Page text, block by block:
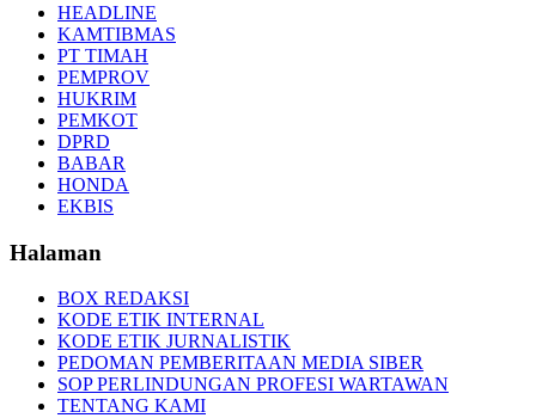
HEADLINE
KAMTIBMAS
PT TIMAH
PEMPROV
HUKRIM
PEMKOT
DPRD
BABAR
HONDA
EKBIS
Halaman
BOX REDAKSI
KODE ETIK INTERNAL
KODE ETIK JURNALISTIK
PEDOMAN PEMBERITAAN MEDIA SIBER
SOP PERLINDUNGAN PROFESI WARTAWAN
TENTANG KAMI